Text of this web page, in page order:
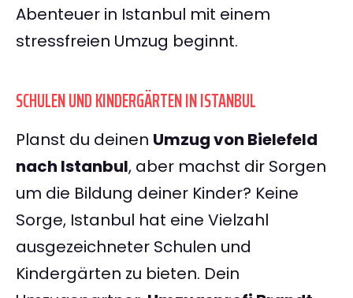
Abenteuer in Istanbul mit einem
stressfreien Umzug beginnt.
SCHULEN UND KINDERGÄRTEN IN ISTANBUL
Planst du deinen Umzug von Bielefeld
nach Istanbul, aber machst dir Sorgen
um die Bildung deiner Kinder? Keine
Sorge, Istanbul hat eine Vielzahl
ausgezeichneter Schulen und
Kindergärten zu bieten. Dein